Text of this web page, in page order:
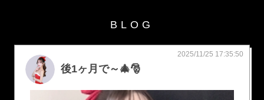
BLOG
後1ヶ月で～🎄🎅
2025/11/25 17:35:50